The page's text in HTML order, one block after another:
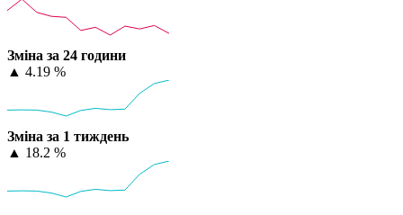
Зміна за 24 години
▲ 4.19 %
Зміна за 1 тиждень
▲ 18.2 %